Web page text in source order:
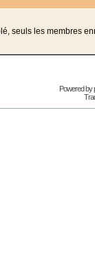
seuls les membres
Powered by